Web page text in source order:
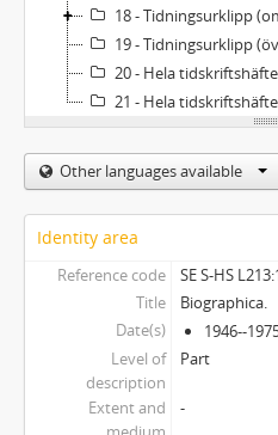
18 - Tidningsurklipp
19 - Tidningsurklipp
20 - Hela
21 - Hela tidskriftshäften innehållande
Other languages available
Identity area
Reference code
SE S-HS
Title
Biographica.
Date(s)
1946--
Level of
description
Part
Extent and
-